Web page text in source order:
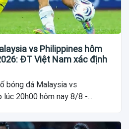
vs Philippines hôm
ĐT Việt Nam xác định
bóng đá Malaysia vs
lúc 20h00 hôm nay 8/8 -...